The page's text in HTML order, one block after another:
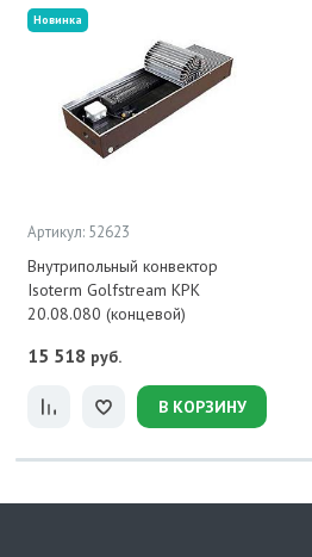
Новинка
Артикул: 52623
Внутрипольный конвектор
Isoterm Golfstream КРК
20.08.080 (концевой)
15 518 руб.
В КОРЗИНУ